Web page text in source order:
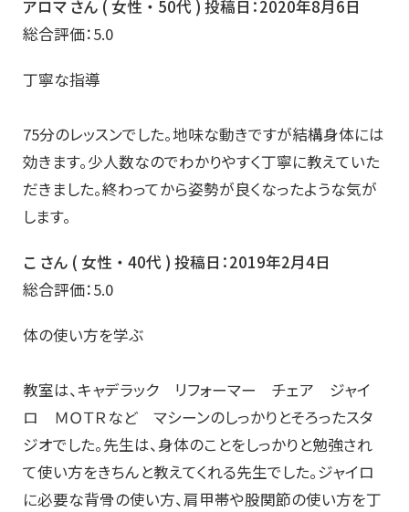
アロマ さん ( 女性 ・ 50代 ) 投稿日：2020年8月6日
総合評価：5.0
丁寧な指導
75分のレッスンでした。地味な動きですが結構身体には
効きます。少人数なのでわかりやすく丁寧に教えていた
だきました。終わってから姿勢が良くなったような気が
します。
こ さん ( 女性 ・ 40代 ) 投稿日：2019年2月4日
総合評価：5.0
体の使い方を学ぶ
教室は、キャデラック リフォーマー チェア ジャイ
ロ ＭＯＴＲなど マシーンのしっかりとそろったスタ
ジオでした。先生は、身体のことをしっかりと勉強され
て使い方をきちんと教えてくれる先生でした。ジャイロ
に必要な背骨の使い方、肩甲帯や股関節の使い方を丁